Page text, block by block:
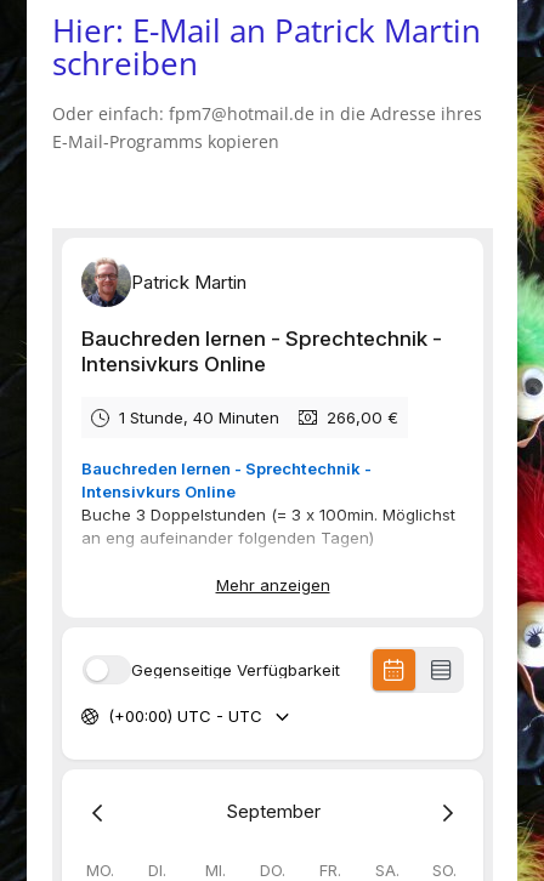
Hier: E-Mail an Patrick Martin
schreiben
Oder einfach: fpm7@hotmail.de in die Adresse ihres
E-Mail-Programms kopieren